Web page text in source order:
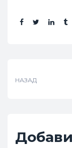
Поделиться:
НАЗАД